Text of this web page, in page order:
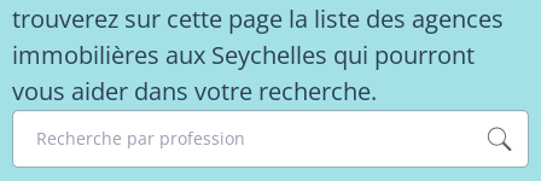
trouverez sur cette page la liste des agences
immobilières aux Seychelles qui pourront
vous aider dans votre recherche.
Recherche par profession